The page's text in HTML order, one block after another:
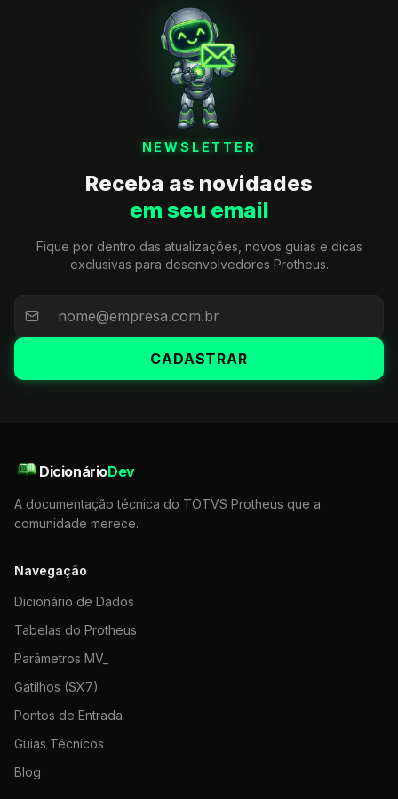
NEWSLETTER
Receba as novidades
em seu email
Fique por dentro das atualizações, novos guias e dicas
exclusivas para desenvolvedores Protheus.
CADASTRAR
DicionárioDev
A documentação técnica do TOTVS Protheus que a
comunidade merece.
Navegação
Dicionário de Dados
Tabelas do Protheus
Parâmetros MV_
Gatilhos (SX7)
Pontos de Entrada
Guias Técnicos
Blog